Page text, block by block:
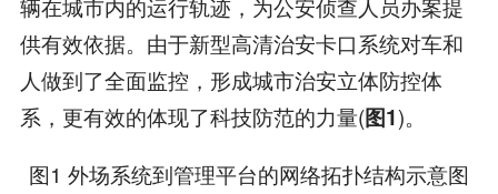
辆在城市内的运行轨迹，为公安侦查人员办案提
供有效依据。由于新型高清治安卡口系统对车和
人做到了全面监控，形成城市治安立体防控体
系，更有效的体现了科技防范的力量(图1)。
图1 外场系统到管理平台的网络拓扑结构示意图